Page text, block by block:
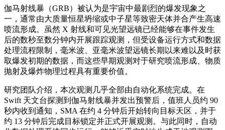
伽马射线暴（GRB）被认为是宇宙中最剧烈的爆发现象之
一，通常由大质量恒星坍缩或中子星等致密天体并合产生高速
喷流形成。虽然 X 射线和可见光望远镜已经能够在事件发生
后的数秒至数分钟内开展跟踪观测，但受设备运行方式和数据
处理流程限制，毫米波、亚毫米波望远镜长期以来难以及时获
取爆发初期的数据，而这些早期观测对于研究喷流形成、物质
抛射及爆炸物理过程具有重要价值。
研究团队介绍，本次观测几乎全部由自动化系统完成。在
Swift 天文台探测到伽马射线暴并发出预警后，值班人员约 90
秒内收到通知，SMA 在约 4 分钟后开始转向目标天区，并于
约 13 分钟后完成目标锁定并正式开展观测。与此同时，自动